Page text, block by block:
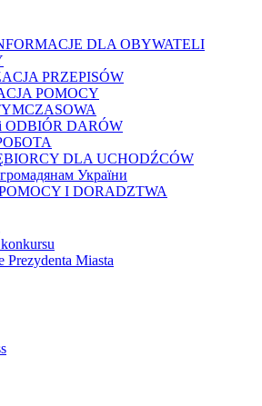
DLA OBYWATELI
PRZEPISÓW
POMOCY
ODBIÓR DARÓW
DLA UCHODŹCÓW
України
I DORADZTWA
Prezydenta Miasta